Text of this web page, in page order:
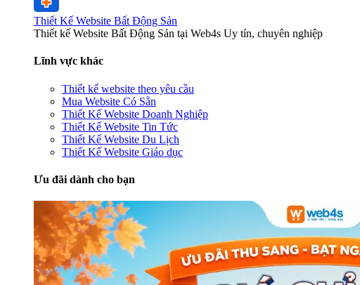
Thiết Kế Website Bất Động Sản
Thiết kế Website Bất Động Sản tại Web4s Uy tín, chuyên nghiệp
Lĩnh vực khác
Thiết kế website theo yêu cầu
Mua Website Có Sẵn
Thiết Kế Website Doanh Nghiệp
Thiết Kế Website Tin Tức
Thiết Kế Website Du Lịch
Thiết Kế Website Giáo dục
Ưu đãi dành cho bạn